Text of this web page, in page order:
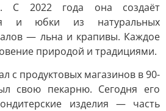
С 2022 года она создаёт
и юбки из натуральных
— льна и крапивы. Каждое
природой и традициями.
с продуктовых магазинов в 90-
свою пекарню. Сегодня его
изделия — часть